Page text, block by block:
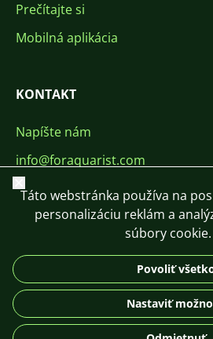
Prečítajte si
Mobilná aplikácia
KONTAKT
Napíšte nám
info@foraquarist.com
+420 603 449 602
Zavrieť
Táto webstránka používa na
personalizáciu reklám a
súbory cookie.
Povoliť
Nastaviť